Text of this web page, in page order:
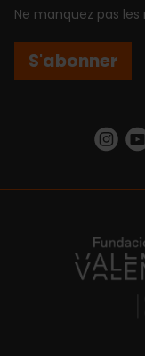
Ne manquez pas
S'abonner
https://
https://